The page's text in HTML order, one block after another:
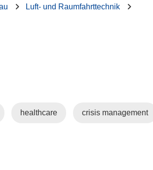
Luft- und Raumfahrttechnik
healthcare crisis management